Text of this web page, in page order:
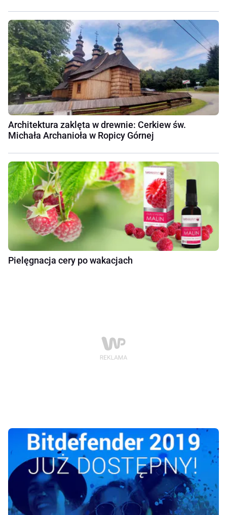
Architektura zaklęta w drewnie: Cerkiew św.
Michała Archanioła w Ropicy Górnej
Pielęgnacja cery po wakacjach